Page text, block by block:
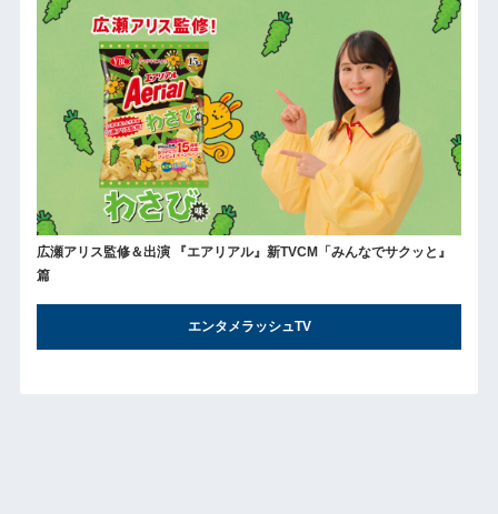
広瀬アリス監修＆出演 『エアリアル』新TVCM「みんなでサクッと』
篇
エンタメラッシュTV